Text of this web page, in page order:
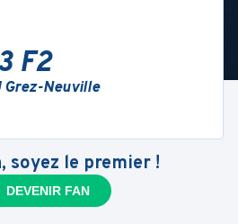
F2
Grez-Neuville
soyez le premier !
DEVENIR FAN